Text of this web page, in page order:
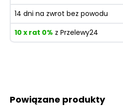
Powiązane produkty
14 dni na zwrot bez powodu
10 x rat 0% z Przelewy24